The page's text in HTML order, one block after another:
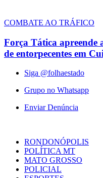
COMBATE AO TRÁFICO
Força Tática apreende
de entorpecentes em
Siga @folhaestado
Grupo no Whatsapp
Enviar Denúncia
RONDONÓPOLIS
POLÍTICA MT
MATO GROSSO
POLICIAL